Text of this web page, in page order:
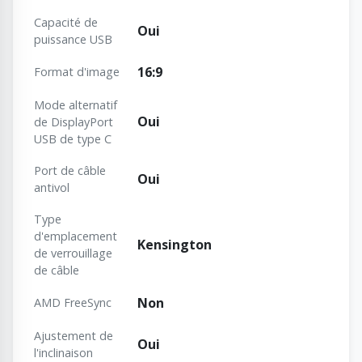
Capacité de
puissance USB
Oui
Format d'image 16:9
Mode alternatif
de DisplayPort
USB de type C
Oui
Port de câble
antivol
Oui
Type
d'emplacement
de verrouillage
de câble
Kensington
AMD FreeSync Non
Ajustement de
l'inclinaison
Oui